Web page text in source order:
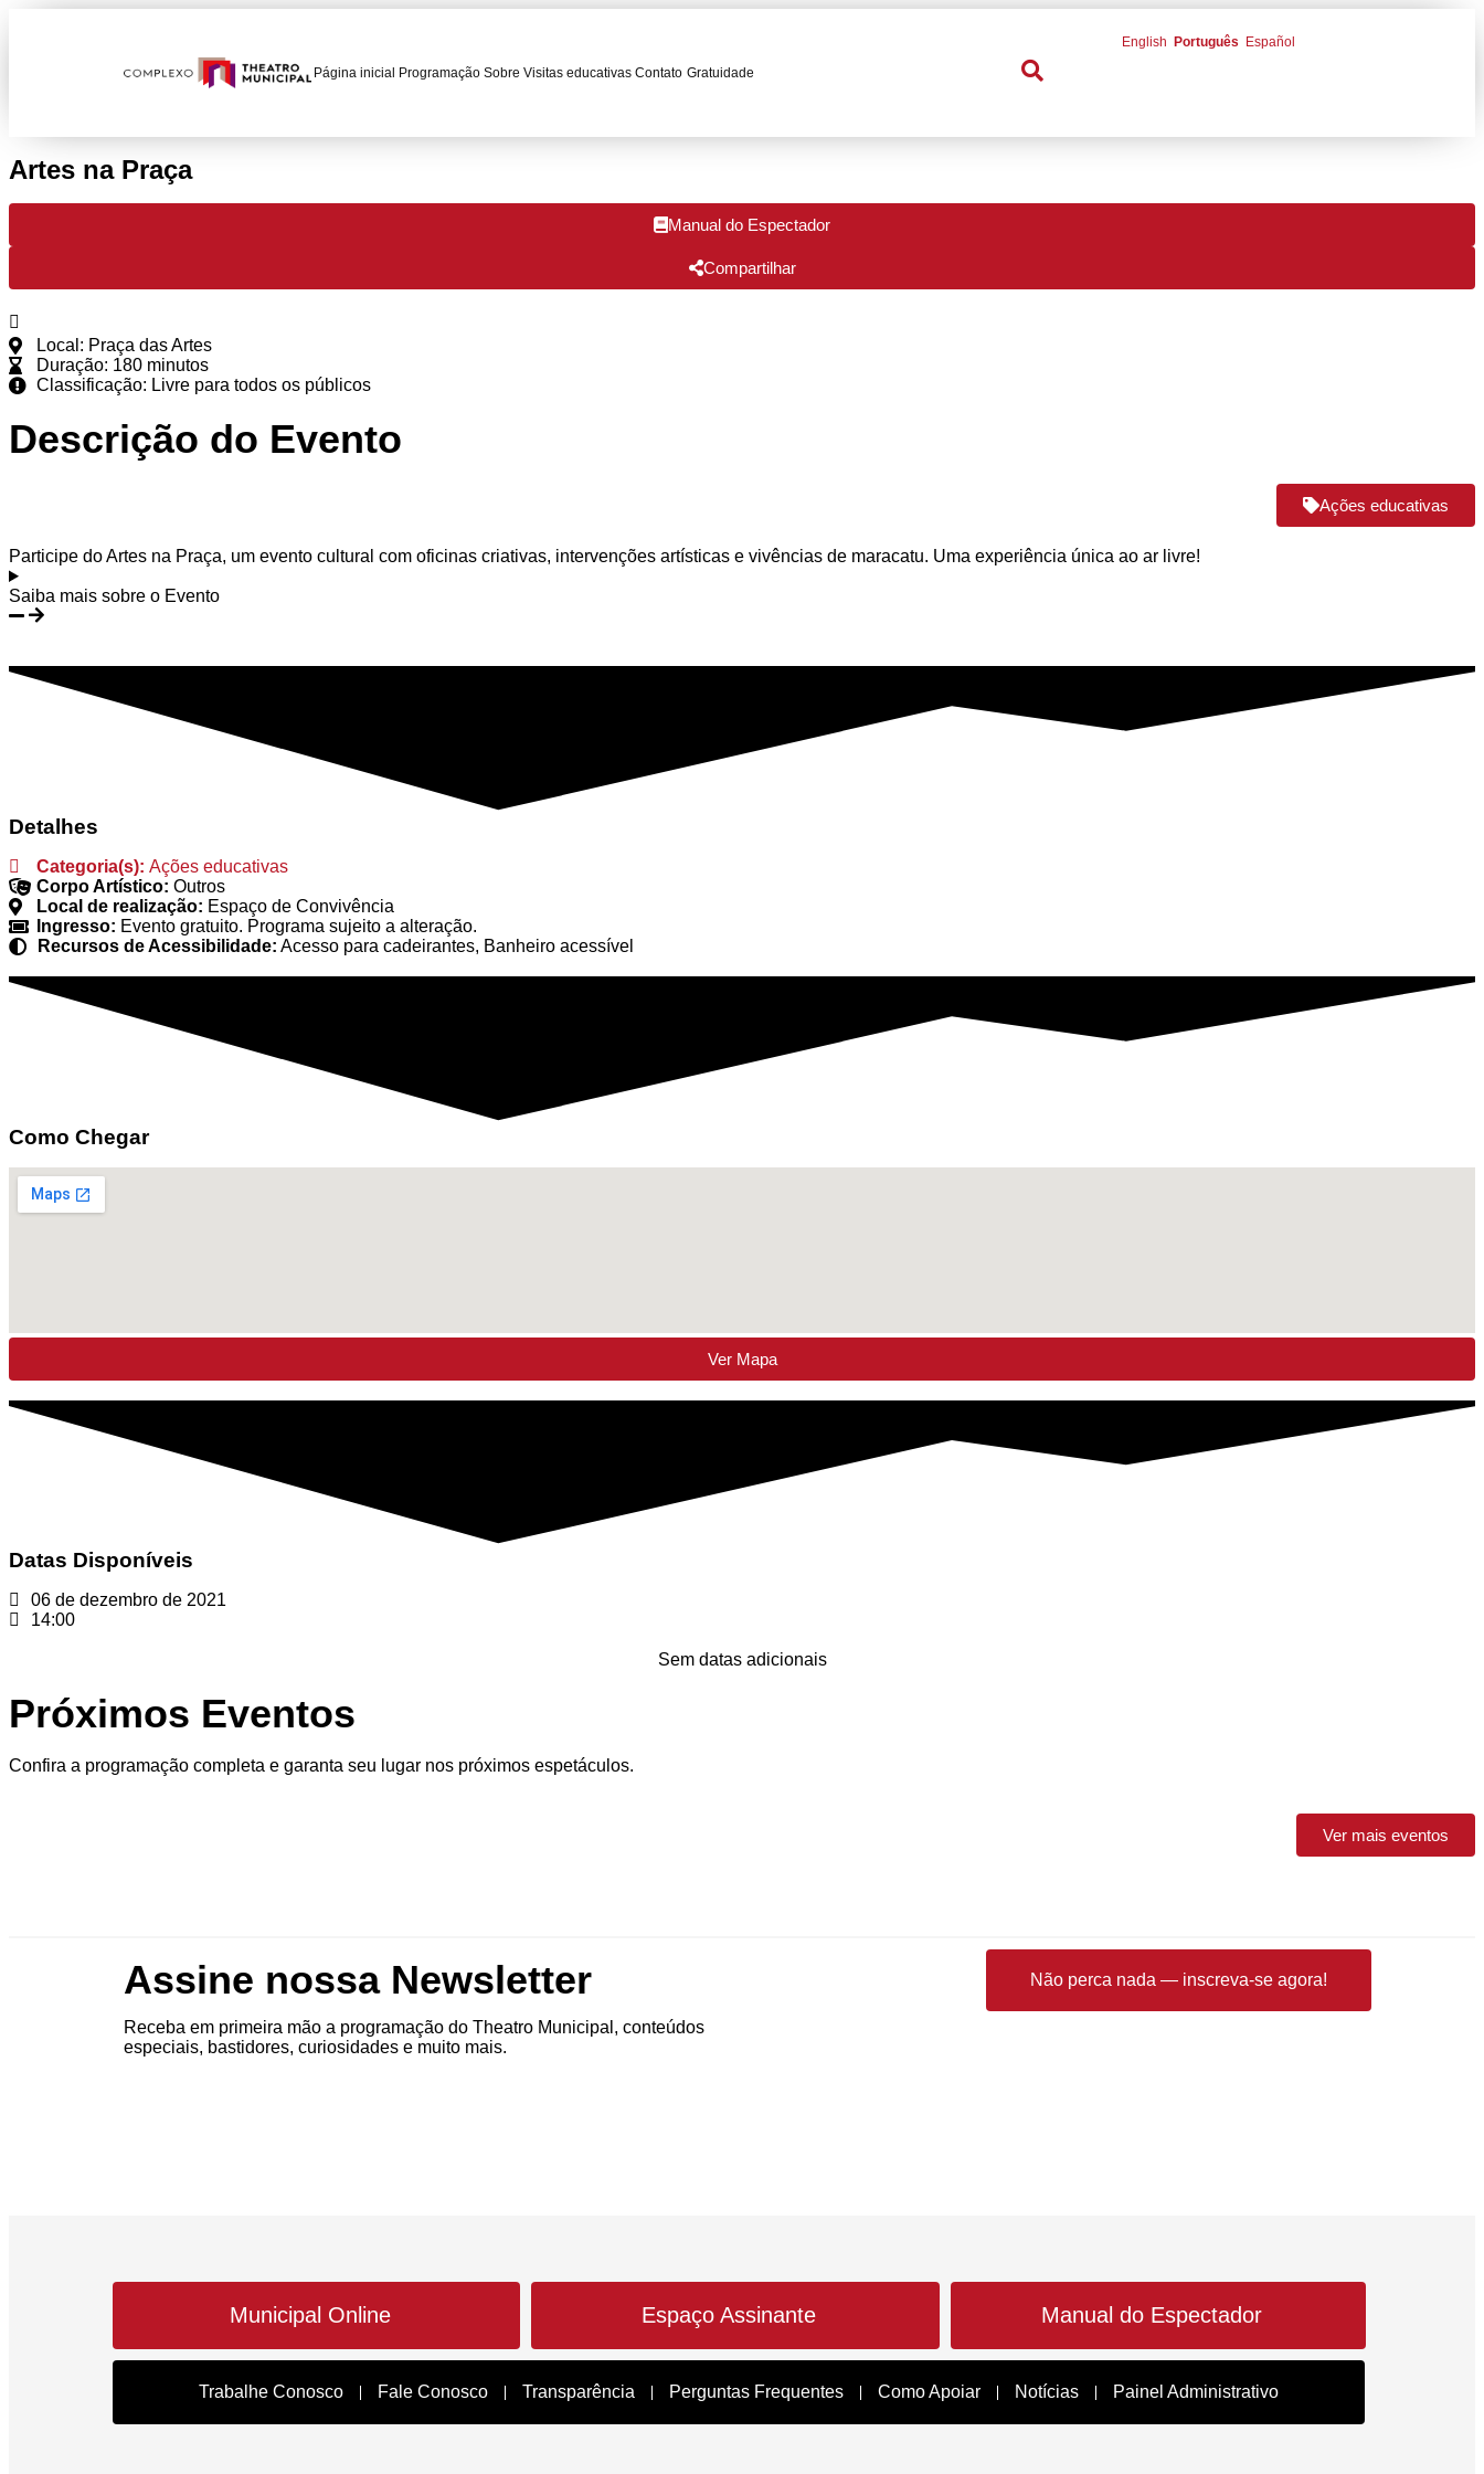
Página inicial Programação Sobre Visitas educativas Contato Gratuidade
English Português Español
Artes na Praça
Manual do Espectador
Compartilhar
Local: Praça das Artes
Duração: 180 minutos
Classificação: Livre para todos os públicos
Descrição do Evento
Ações educativas
Participe do Artes na Praça, um evento cultural com oficinas criativas, intervenções artísticas e vivências de maracatu. Uma experiência única ao ar livre!
Saiba mais sobre o Evento
Detalhes
Categoria(s): Ações educativas
Corpo Artístico: Outros
Local de realização: Espaço de Convivência
Ingresso: Evento gratuito. Programa sujeito a alteração.
Recursos de Acessibilidade: Acesso para cadeirantes, Banheiro acessível
Como Chegar
Ver Mapa
Datas Disponíveis
06 de dezembro de 2021
14:00
Sem datas adicionais
Próximos Eventos
Confira a programação completa e garanta seu lugar nos próximos espetáculos.
Ver mais eventos
Assine nossa Newsletter
Receba em primeira mão a programação do Theatro Municipal, conteúdos
especiais, bastidores, curiosidades e muito mais.
Não perca nada — inscreva-se agora!
Municipal Online Espaço Assinante Manual do Espectador
Trabalhe Conosco Fale Conosco Transparência Perguntas Frequentes Como Apoiar Notícias Painel Administrativo